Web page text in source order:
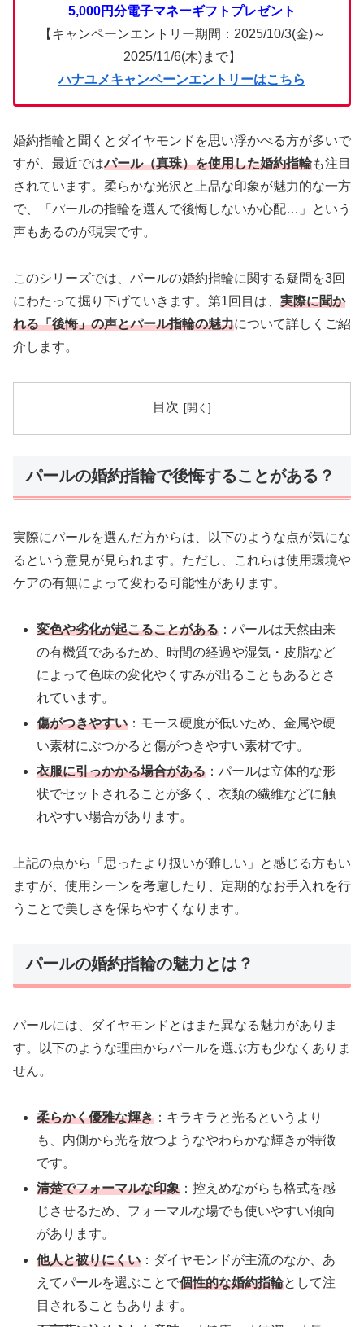
5,000円分電子マネーギフトプレゼント
【キャンペーンエントリー期間：2025/10/3(金)～
2025/11/6(木)まで】
ハナユメキャンペーンエントリーはこちら
婚約指輪と聞くとダイヤモンドを思い浮かべる方が多いで
すが、最近ではパール（真珠）を使用した婚約指輪も注目
されています。柔らかな光沢と上品な印象が魅力的な一方
で、「パールの指輪を選んで後悔しないか心配…」という
声もあるのが現実です。
このシリーズでは、パールの婚約指輪に関する疑問を3回
にわたって掘り下げていきます。第1回目は、 実際に聞か
れる「後悔」の声とパール指輪の魅力について詳しくご紹
介します。
目次
パールの婚約指輪で後悔することがある？
実際にパールを選んだ方からは、以下のような点が気にな
るという意見が見られます。ただし、これらは使用環境や
ケアの有無によって変わる可能性があります。
変色や劣化が起こることがある ：パールは天然由来
の有機質であるため、時間の経過や湿気・皮脂など
によって色味の変化やくすみが出ることもあるとさ
れています。
傷がつきやすい ：モース硬度が低いため、金属や硬
い素材にぶつかると傷がつきやすい素材です。
衣服に引っかかる場合がある ：パールは立体的な形
状でセットされることが多く、衣類の繊維などに触
れやすい場合があります。
上記の点から「思ったより扱いが難しい」と感じる方もい
ますが、使用シーンを考慮したり、定期的なお手入れを行
うことで美しさを保ちやすくなります。
パールの婚約指輪の魅力とは？
パールには、ダイヤモンドとはまた異なる魅力がありま
す。以下のような理由からパールを選ぶ方も少なくありま
せん。
柔らかく優雅な輝き ：キラキラと光るというより
も、内側から光を放つようなやわらかな輝きが特徴
です。
清楚でフォーマルな印象 ：控えめながらも格式を感
じさせるため、フォーマルな場でも使いやすい傾向
があります。
他人と被りにくい ：ダイヤモンドが主流のなか、あ
えてパールを選ぶことで個性的な婚約指輪として注
目されることもあります。